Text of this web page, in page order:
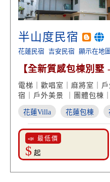
半山度民宿
花蓮民宿 吉安民宿 顯示在地
【全新質感包棟別
將室】
電梯｜歡唱室｜麻將室｜
宿｜戶外美景 ｜團體包棟
花蓮Villa 花蓮包棟
📣 最低價
$ 起